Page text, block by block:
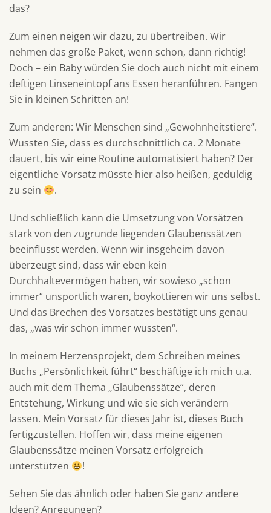
das?
Zum einen neigen wir dazu, zu übertreiben. Wir
nehmen das große Paket, wenn schon, dann richtig!
Doch – ein Baby würden Sie doch auch nicht mit einem
deftigen Linseneintopf ans Essen heranführen. Fangen
Sie in kleinen Schritten an!
Zum anderen: Wir Menschen sind „Gewohnheitstiere“.
Wussten Sie, dass es durchschnittlich ca. 2 Monate
dauert, bis wir eine Routine automatisiert haben? Der
eigentliche Vorsatz müsste hier also heißen, geduldig
zu sein
.
Und schließlich kann die Umsetzung von Vorsätzen
stark von den zugrunde liegenden Glaubenssätzen
beeinflusst werden. Wenn wir insgeheim davon
überzeugt sind, dass wir eben kein
Durchhaltevermögen haben, wir sowieso „schon
immer“ unsportlich waren, boykottieren wir uns selbst.
Und das Brechen des Vorsatzes bestätigt uns genau
das, „was wir schon immer wussten“.
In meinem Herzensprojekt, dem Schreiben meines
Buchs „Persönlichkeit führt“ beschäftige ich mich u.a.
auch mit dem Thema „Glaubenssätze“, deren
Entstehung, Wirkung und wie sie sich verändern
lassen. Mein Vorsatz für dieses Jahr ist, dieses Buch
fertigzustellen. Hoffen wir, dass meine eigenen
Glaubenssätze meinen Vorsatz erfolgreich
unterstützen
!
Sehen Sie das ähnlich oder haben Sie ganz andere
Ideen? Anregungen?